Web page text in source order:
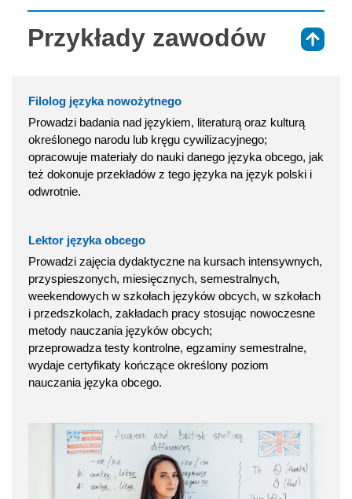
Przykłady zawodów
Filolog języka nowożytnego
Prowadzi badania nad językiem, literaturą oraz kulturą
określonego narodu lub kręgu cywilizacyjnego;
opracowuje materiały do nauki danego języka obcego, jak
też dokonuje przekładów z tego języka na język polski i
odwrotnie.
Lektor języka obcego
Prowadzi zajęcia dydaktyczne na kursach intensywnych,
przyspieszonych, miesięcznych, semestralnych,
weekendowych w szkołach języków obcych, w szkołach
i przedszkolach, zakładach pracy stosując nowoczesne
metody nauczania języków obcych;
przeprowadza testy kontrolne, egzaminy semestralne,
wydaje certyfikaty kończące określony poziom
nauczania języka obcego.